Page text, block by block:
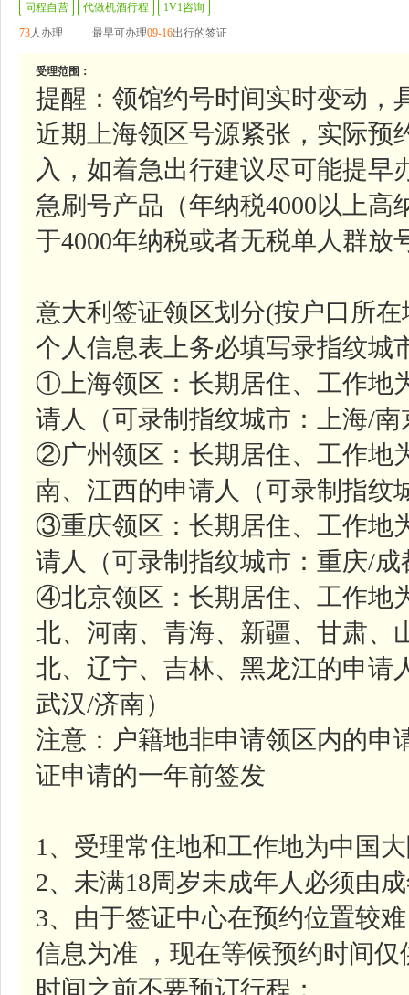
同程自营 代做机酒行程
1V1咨询
73人办理 最早可办理09-16出行的签证
受理范围：
提醒：领馆约号时间实时变动，
近期上海领区号源紧张，实际预
入，如着急出行建议尽可能提
急刷号产品（年纳税4000以上
于4000年纳税或者无税单人群放
意大利签证领区划分(按户口所
个人信息表上务必填写录指纹城
①上海领区：长期居住、工作地
请人（可录制指纹城市：上海/南
②广州领区：长期居住、工作地
南、江西的申请人（可录制指纹
③重庆领区：长期居住、工作地
请人（可录制指纹城市：重庆/成
④北京领区：长期居住、工作地
北、河南、青海、新疆、甘肃、
北、辽宁、吉林、黑龙江的申请
武汉/济南）
注意：户籍地非申请领区内的申
证申请的一年前签发
1、受理常住地和工作地为中国
2、未满18周岁未成年人必须由
3、由于签证中心在预约位置较
信息为准 ，现在等候预约时间
时间之前不要预订行程；